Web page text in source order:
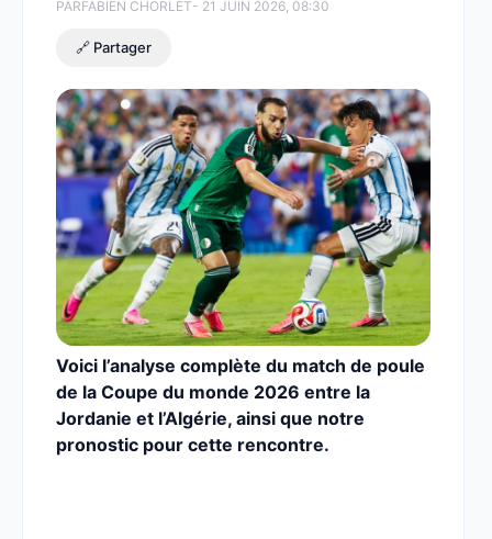
PARFABIEN CHORLET- 21 JUIN 2026, 08:30
🔗 Partager
Voici l’analyse complète du match de poule
de la Coupe du monde 2026 entre la
Jordanie et l’Algérie, ainsi que notre
pronostic pour cette rencontre.